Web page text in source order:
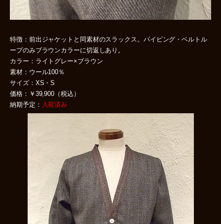
特徴：前出ジャケットと同素材のスラックス。パイピング・ベルトル
ープのみブラウンカラーに切返しあり。
カラー：ライトグレー×ブラウン
素材：ウール100％
サイズ：XS・S
価格：￥39,900（税込）
納期予定： 入荷済み